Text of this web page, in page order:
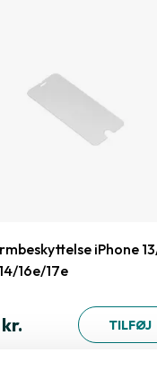
iPhone
16e/17e
TILFØJ